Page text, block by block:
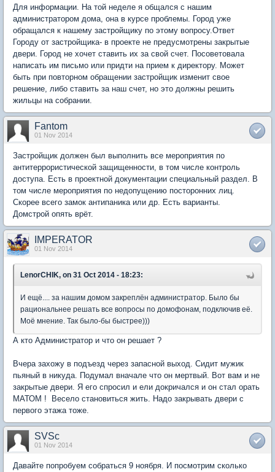
Для информации. На той неделе я общался с нашим
администратором дома, она в курсе проблемы. Город уже
обращался к нашему застройщику по этому вопросу.Ответ
Городу от застройщика- в проекте не предусмотрены закрытые
двери. Город не хочет ставить их за свой счет. Посоветовала
написать им письмо или придти на прием к директору. Может
быть при повторном обращении застройщик изменит свое
решение, либо ставить за наш счет, но это должны решить
жильцы на собрании.
Fantom
01 Nov 2014
Застройщик должен был выполнить все мероприятия по
антитеррористической защищенности, в том числе контроль
доступа. Есть в проектной документации специальный раздел. В
том числе мероприятия по недопущению посторонних лиц.
Скорее всего замок антипаника или др. Есть варианты.
Домстрой опять врёт.
IMPERATOR
01 Nov 2014
LenorCHIK, on 31 Oct 2014 - 18:23:
И ещё.... за нашим домом закреплён администратор. Было бы
рациональнее решать все вопросы по домофонам, подключив её.
Моё мнение. Так было-бы быстрее)))
А кто Администратор и что он решает ?
Вчера захожу в подъезд через запасной выход. Сидит мужик
пьяный в никуда. Подумал вначале что он мертвый. Вот вам и не
закрытые двери. Я его спросил и ели докричался и он стал орать
МАТОМ ! Весело становиться жить. Надо закрывать двери с
первого этажа тоже.
SVSc
01 Nov 2014
Давайте попробуем собраться 9 ноября. И посмотрим сколько